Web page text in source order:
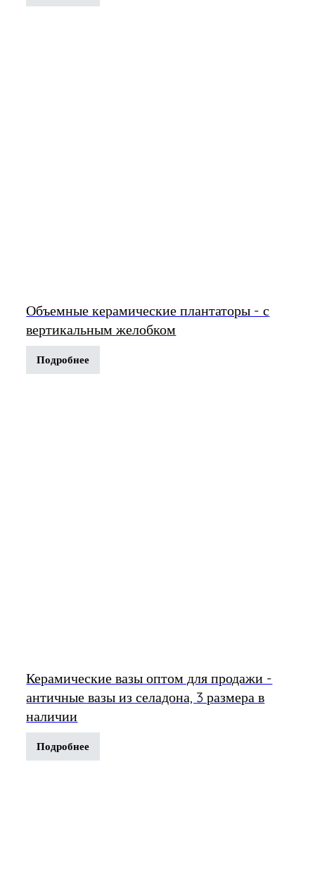
Объемные керамические плантаторы - с
вертикальным желобком
Подробнее
Керамические вазы оптом для продажи -
античные вазы из селадона, 3 размера в
наличии
Подробнее